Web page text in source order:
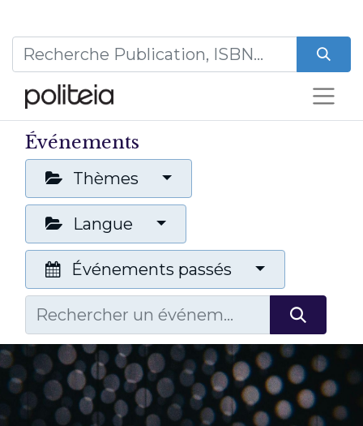
Événements
Thèmes
Langue
Événements passés